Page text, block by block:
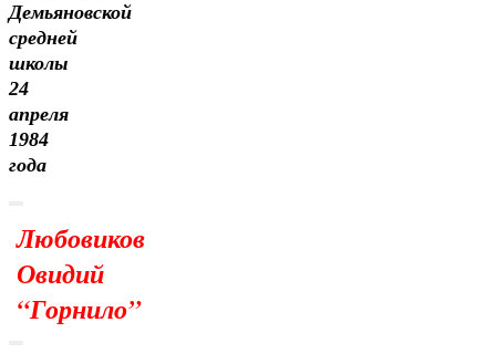
Демьяновской
средней
школы
24
апреля
1984
года
Любовиков
Овидий
“Горнило”